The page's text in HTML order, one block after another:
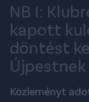
NB I:
kapott
döntést
Újpestnek
Közleményt